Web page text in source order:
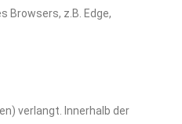
Browsers, z.B. Edge,
verlangt. Innerhalb der